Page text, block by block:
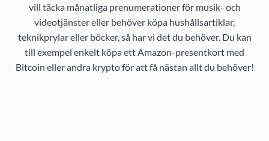
vill täcka månatliga prenumerationer för musik- och
videotjänster eller behöver köpa hushållsartiklar,
teknikprylar eller böcker, så har vi det du behöver. Du kan
till exempel enkelt köpa ett Amazon-presentkort med
Bitcoin eller andra krypto för att få nästan allt du behöver!